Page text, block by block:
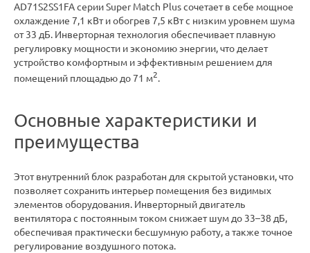
AD71S2SS1FA серии Super Match Plus сочетает в себе мощное
охлаждение 7,1 кВт и обогрев 7,5 кВт с низким уровнем шума
от 33 дБ. Инверторная технология обеспечивает плавную
регулировку мощности и экономию энергии, что делает
устройство комфортным и эффективным решением для
помещений площадью до 71 м2.
Основные характеристики и
преимущества
Этот внутренний блок разработан для скрытой установки, что
позволяет сохранить интерьер помещения без видимых
элементов оборудования. Инверторный двигатель
вентилятора с постоянным током снижает шум до 33–38 дБ,
обеспечивая практически бесшумную работу, а также точное
регулирование воздушного потока.